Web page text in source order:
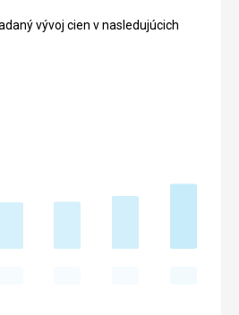
vývoj cien v nasledujúcich